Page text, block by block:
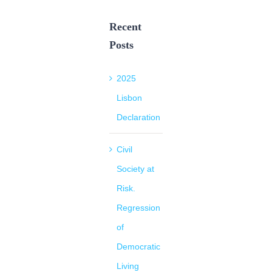
Recent
Posts
2025
Lisbon
Declaration
Civil
Society at
Risk.
Regression
of
Democratic
Living